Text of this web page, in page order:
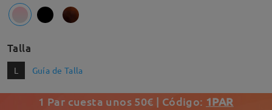
Talla
L Guía de Talla
1 Par cuesta unos 50€ | Código: 1PAR